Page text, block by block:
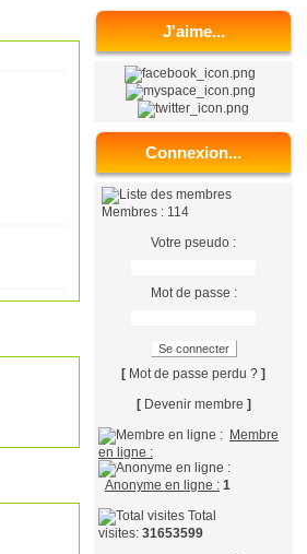
J'aime...
Connexion...
Membres : 114
Votre pseudo :
Mot de passe :
[ Mot de passe perdu ? ]
[ Devenir membre ]
Membre
en ligne :
Anonyme en ligne : 1
Total
visites: 31653599